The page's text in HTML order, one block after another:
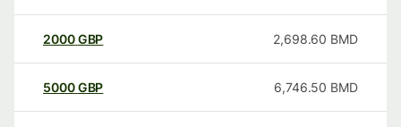
2000GBP 2,698.60 BMD
5000GBP 6,746.50 BMD